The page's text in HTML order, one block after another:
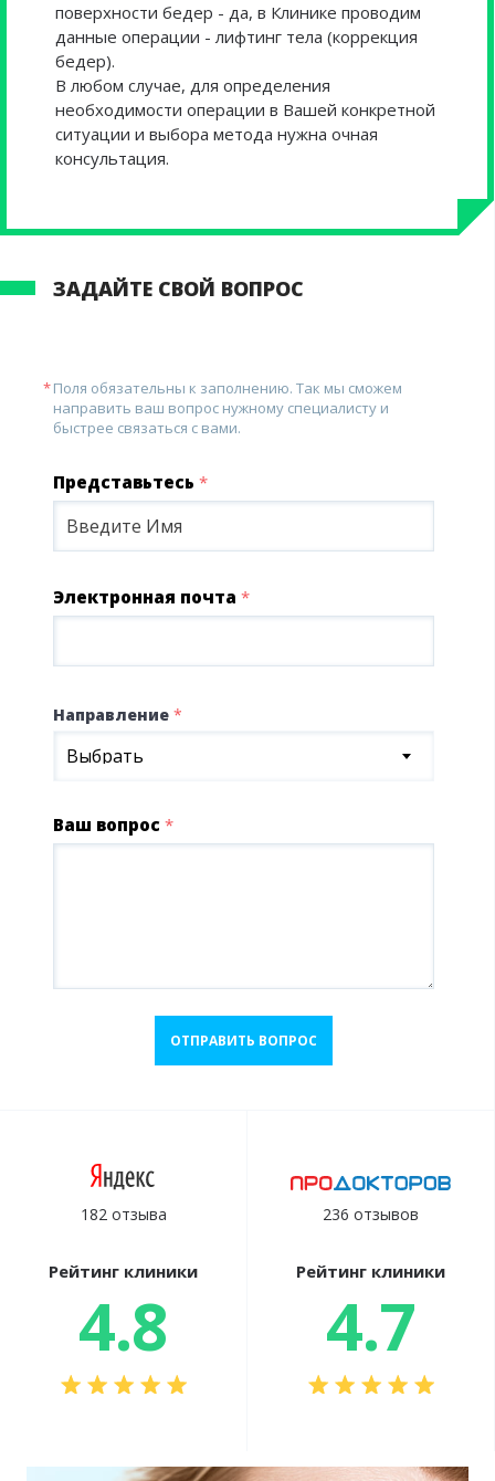
поверхности бедер - да, в Клинике проводим
данные операции - лифтинг тела (коррекция
бедер).
В любом случае, для определения
необходимости операции в Вашей конкретной
ситуации и выбора метода нужна очная
консультация.
ЗАДАЙТЕ СВОЙ ВОПРОС
Поля обязательны к заполнению. Так мы сможем
направить ваш вопрос нужному специалисту и
быстрее связаться с вами.
Представьтесь *
Электронная почта *
Направление *
Выбрать
Ваш вопрос *
ОТПРАВИТЬ ВОПРОС
182 отзыва
Рейтинг клиники
4.8
236 отзывов
Рейтинг клиники
4.7